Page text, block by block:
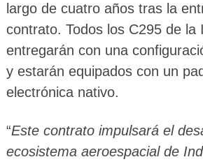
largo de cuatro años tras la
contrato. Todos los C295 de la
entregarán con una
y estarán equipados con un
electrónica nativo.
“Este contrato impulsará el
ecosistema aeroespacial de